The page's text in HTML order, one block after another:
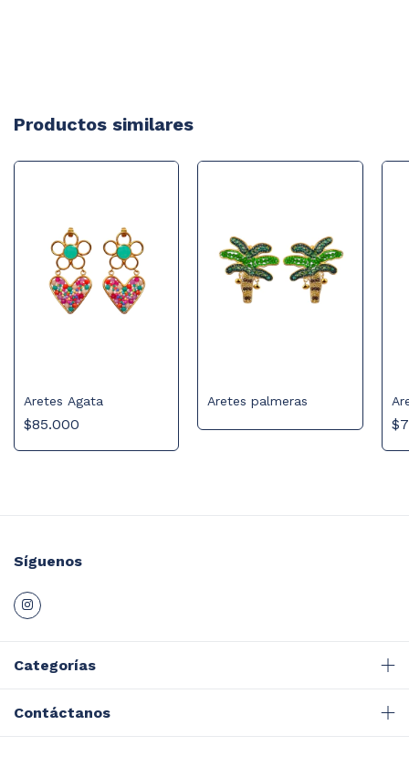
Productos similares
Aretes Agata
$85.000
Aretes palmeras
Síguenos
Categorías
Contáctanos